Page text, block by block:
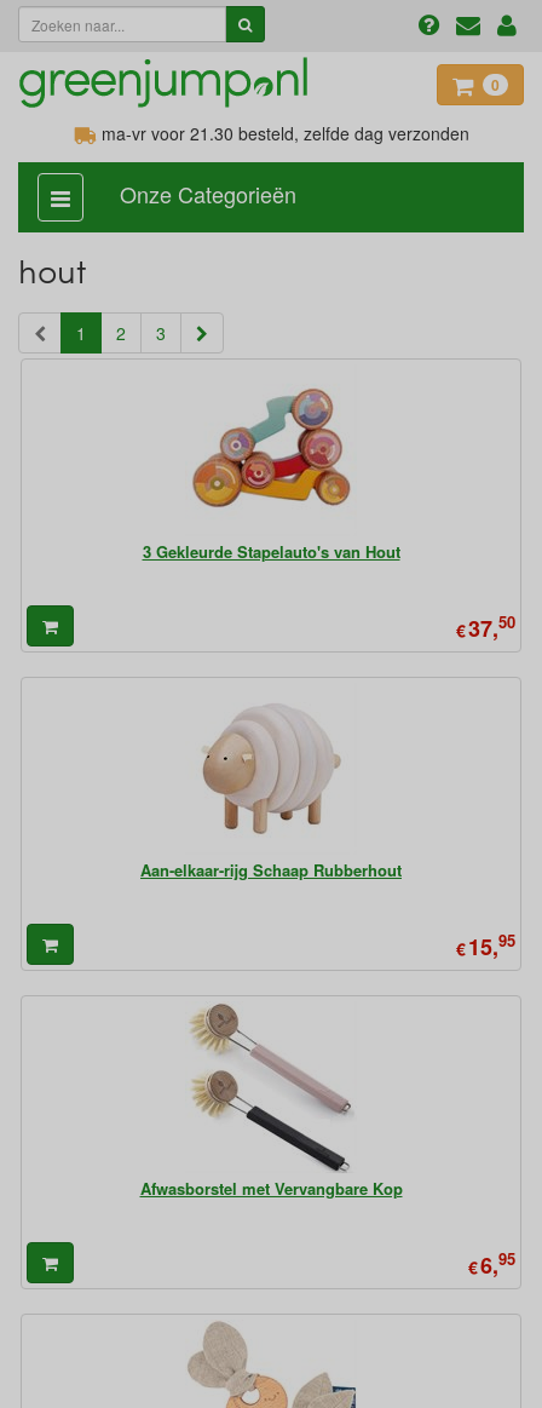
0
ma-vr voor 21.30 besteld, zelfde dag verzonden
categorie
aan,
Onze Categorieën
hout
1 (current)
2 3
3 Gekleurde Stapelauto's van Hout
€37,50
Aan-elkaar-rijg Schaap Rubberhout
€15,95
Afwasborstel met Vervangbare Kop
€6,95